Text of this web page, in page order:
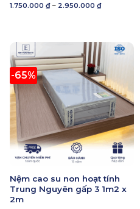
Được xếp
1.750.000 ₫ – 2.950.000 ₫Khoảng
giá:
-65%
Nệm cao su non hoạt tính
Trung Nguyên gấp 3 1m2 x
2m